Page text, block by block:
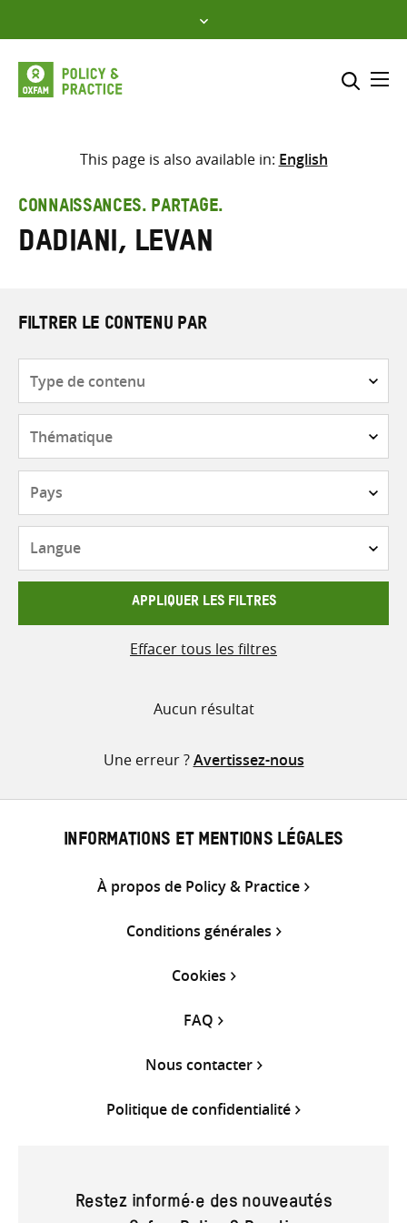
to
content
Sélectionner l’emplacement
Saisir
les
termes
This page is also available in: English
CONNAISSANCES. PARTAGE.
Dadiani, Levan
FILTRER LE CONTENU PAR
contenu
APPLIQUER LES FILTRES
Effacer tous les filtres
Aucun résultat
Une erreur ?Avertissez-nous
INFORMATIONS ET MENTIONS LÉGALES
À propos de Policy & Practice
Conditions générales
Cookies
FAQ
Nous contacter
Politique de confidentialité
Restez informé·e des nouveautés